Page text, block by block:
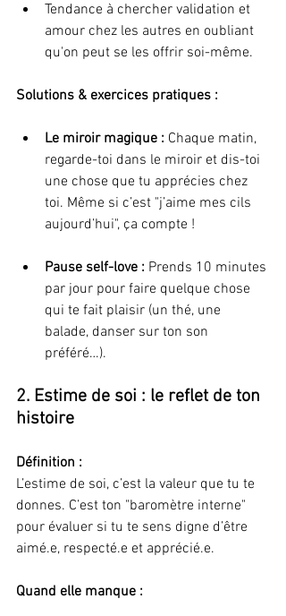
Tendance à chercher validation et
amour chez les autres en oubliant
qu'on peut se les offrir soi-même.
Solutions & exercices pratiques :
Le miroir magique : Chaque matin,
regarde-toi dans le miroir et dis-toi
une chose que tu apprécies chez
toi. Même si c’est "j’aime mes cils
aujourd’hui", ça compte !
Pause self-love : Prends 10 minutes
par jour pour faire quelque chose
qui te fait plaisir (un thé, une
balade, danser sur ton son
préféré…).
2. Estime de soi : le reflet de ton
histoire
Définition :
L’estime de soi, c’est la valeur que tu te
donnes. C’est ton "baromètre interne"
pour évaluer si tu te sens digne d’être
aimé.e, respecté.e et apprécié.e.
Quand elle manque :